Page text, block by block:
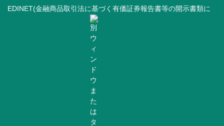
EDINET(金融商品取引法に基づく有価証券報告書等の開示書類に